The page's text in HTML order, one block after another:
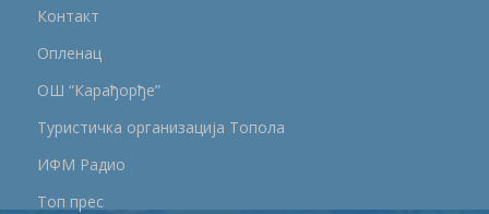
Контакт
Опленац
ОШ “Карађорђе”
Туристичка организација Топола
ИФМ Радио
Топ прес